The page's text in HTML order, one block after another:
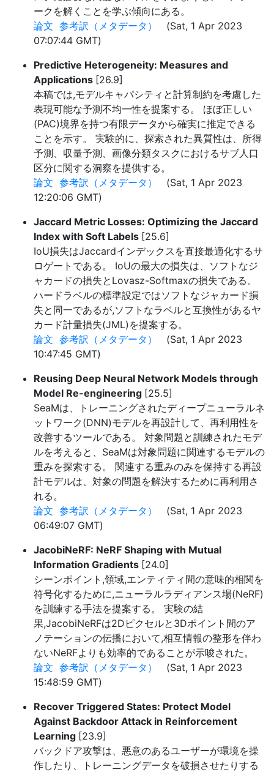
ークを解くことを学ぶ傾向にある。
論文 参考訳（メタデータ）
(Sat, 1 Apr 2023
07:07:44 GMT)
Predictive Heterogeneity: Measures and
Applications [26.9]
本稿では,モデルキャパシティと計算制約を考慮した
表現可能な予測不均一性を提案する。 ほぼ正しい
(PAC)境界を持つ有限データから確実に推定できる
ことを示す。 実験的に、探索された異質性は、所得
予測、収量予測、画像分類タスクにおけるサブ人口
区分に関する洞察を提供する。
論文 参考訳（メタデータ）
(Sat, 1 Apr 2023
12:20:06 GMT)
Jaccard Metric Losses: Optimizing the Jaccard
Index with Soft Labels [25.6]
IoU損失はJaccardインデックスを直接最適化するサ
ロゲートである。 IoUの最大の損失は、ソフトなジ
ャカードの損失とLovasz-Softmaxの損失である。
ハードラベルの標準設定ではソフトなジャカード損
失と同一であるが,ソフトなラベルと互換性があるヤ
カード計量損失(JML)を提案する。
論文 参考訳（メタデータ）
(Sat, 1 Apr 2023
10:47:45 GMT)
Reusing Deep Neural Network Models through
Model Re-engineering [25.5]
SeaMは、トレーニングされたディープニューラルネ
ットワーク(DNN)モデルを再設計して、再利用性を
改善するツールである。 対象問題と訓練されたモデ
ルを考えると、SeaMは対象問題に関連するモデルの
重みを探索する。 関連する重みのみを保持する再設
計モデルは、対象の問題を解決するために再利用さ
れる。
論文 参考訳（メタデータ）
(Sat, 1 Apr 2023
06:49:07 GMT)
JacobiNeRF: NeRF Shaping with Mutual
Information Gradients [24.0]
シーンポイント,領域,エンティティ間の意味的相関を
符号化するために,ニューラルラディアンス場(NeRF)
を訓練する手法を提案する。 実験の結
果,JacobiNeRFは2Dピクセルと3Dポイント間のア
ノテーションの伝播において,相互情報の整形を伴わ
ないNeRFよりも効率的であることが示唆された。
論文 参考訳（メタデータ）
(Sat, 1 Apr 2023
15:48:59 GMT)
Recover Triggered States: Protect Model
Against Backdoor Attack in Reinforcement
Learning [23.9]
バックドア攻撃は、悪意のあるユーザーが環境を操
作したり、トレーニングデータを破損させたりする